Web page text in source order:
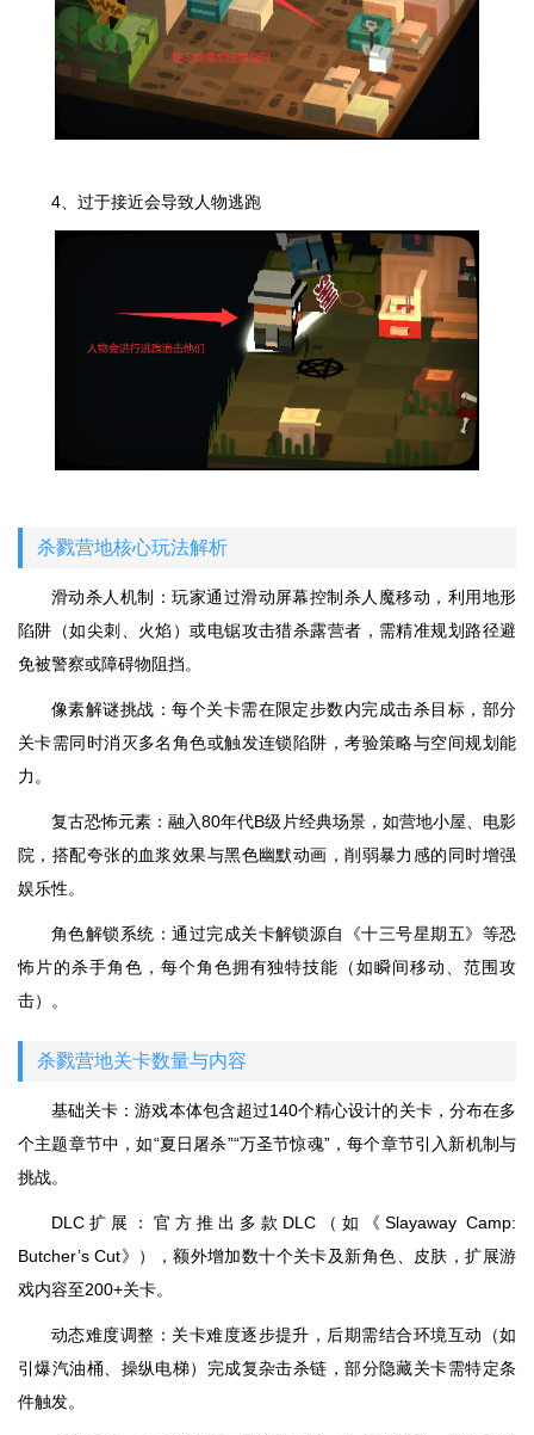
4、过于接近会导致人物逃跑
杀戮营地核心玩法解析
滑动杀人机制：玩家通过滑动屏幕控制杀人魔移动，利用地形
陷阱（如尖刺、火焰）或电锯攻击猎杀露营者，需精准规划路径避
免被警察或障碍物阻挡。
像素解谜挑战：每个关卡需在限定步数内完成击杀目标，部分
关卡需同时消灭多名角色或触发连锁陷阱，考验策略与空间规划能
力。
复古恐怖元素：融入80年代B级片经典场景，如营地小屋、电影
院，搭配夸张的血浆效果与黑色幽默动画，削弱暴力感的同时增强
娱乐性。
角色解锁系统：通过完成关卡解锁源自《十三号星期五》等恐
怖片的杀手角色，每个角色拥有独特技能（如瞬间移动、范围攻
击）。
杀戮营地关卡数量与内容
基础关卡：游戏本体包含超过140个精心设计的关卡，分布在多
个主题章节中，如“夏日屠杀”“万圣节惊魂”，每个章节引入新机制与
挑战。
DLC扩展：官方推出多款DLC（如《Slayaway Camp:
Butcher’s Cut》），额外增加数十个关卡及新角色、皮肤，扩展游
戏内容至200+关卡。
动态难度调整：关卡难度逐步提升，后期需结合环境互动（如
引爆汽油桶、操纵电梯）完成复杂击杀链，部分隐藏关卡需特定条
件触发。